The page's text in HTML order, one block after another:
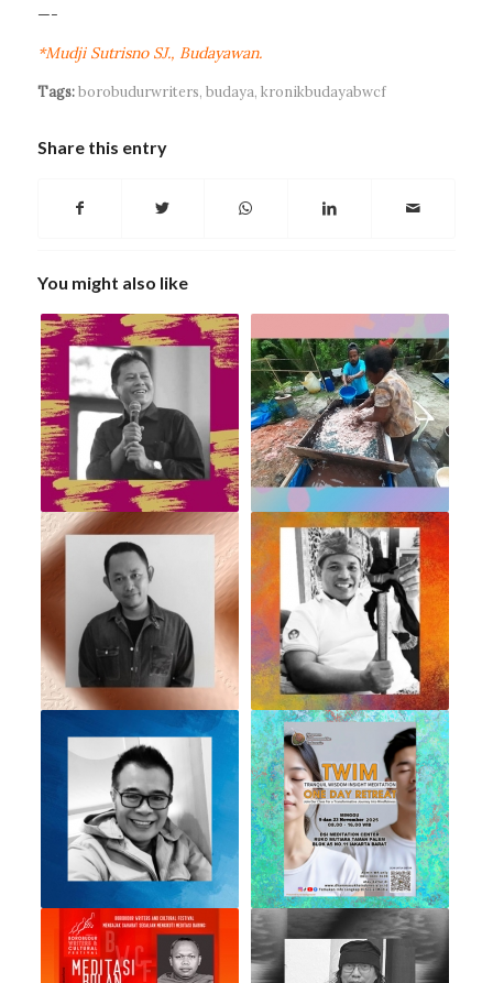
—-
*Mudji Sutrisno SJ., Budayawan.
Tags: borobudurwriters, budaya, kronikbudayabwcf
Share this entry
You might also like